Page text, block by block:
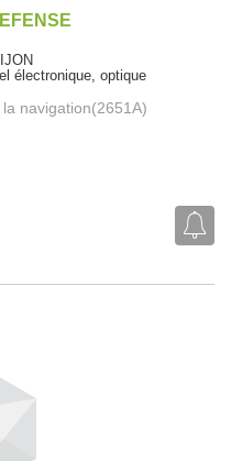
électronique, optique
navigation(2651A)